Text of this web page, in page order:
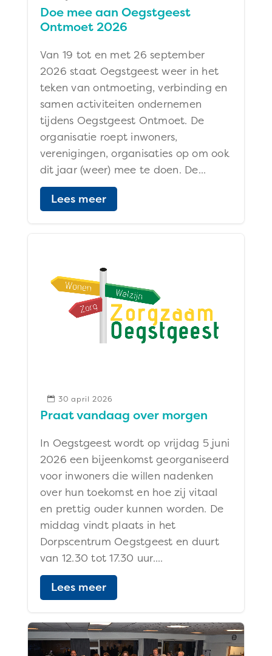
Doe mee aan Oegstgeest
Ontmoet 2026
Van 19 tot en met 26 september
2026 staat Oegstgeest weer in het
teken van ontmoeting, verbinding en
samen activiteiten ondernemen
tijdens Oegstgeest Ontmoet. De
organisatie roept inwoners,
verenigingen, organisaties op om ook
dit jaar (weer) mee te doen. De...
Lees meer
Praat vandaag over morgen
In Oegstgeest wordt op vrijdag 5 juni
2026 een bijeenkomst georganiseerd
voor inwoners die willen nadenken
over hun toekomst en hoe zij vitaal
en prettig ouder kunnen worden. De
middag vindt plaats in het
Dorpscentrum Oegstgeest en duurt
van 12.30 tot 17.30 uur....
Lees meer
 30 april 2026